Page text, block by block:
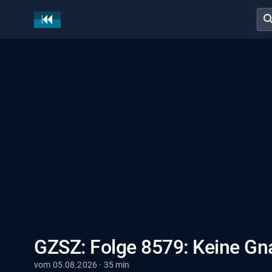
GZSZ: Folge 8579: Keine
vom 05.08.2026 · 35 min